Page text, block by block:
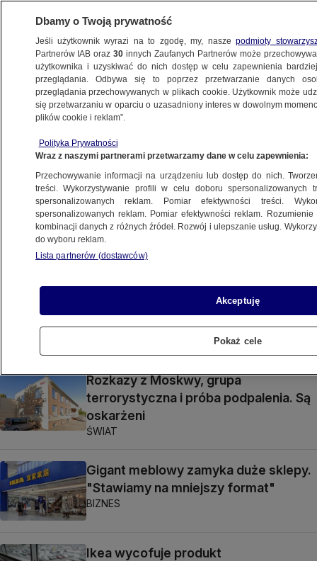
IKEA
Prezes Ikei zdradza przepis na sukces
POLSKA
Polak na czele światowego
giganta. "Wiem, jak to jest żyć,
nie posiadając pieniędzy"
ROZMOWY TVN24+
Ta historia poruszyła świat. Pluszak
znika z półek
BIZNES
Rozkazy z Moskwy, grupa
terrorystyczna i próba podpalenia. Są
oskarżeni
ŚWIAT
Gigant meblowy zamyka duże sklepy.
"Stawiamy na mniejszy format"
BIZNES
Ikea wycofuje produkt
Dbamy o Twoją prywatność
Jeśli użytkownik wyrazi na to zgodę, my, naszepodmioty
Partnerów IAB oraz30 innych Zaufanych Partnerów może
użytkownika i uzyskiwać do nich dostęp w celu zapewnienia
przeglądania. Odbywa się to poprzez przetwarzanie danych
przeglądania przechowywanych w plikach cookie. Użytkownik może
się przetwarzaniu w oparciu o uzasadniony interes w dowolnym
plików cookie i reklam”.
Polityka Prywatności
Wraz z naszymi partnerami przetwarzamy dane w celu zapewnienia:
Przechowywanie informacji na urządzeniu lub dostęp do nich.
treści. Wykorzystywanie profili w celu doboru spersonalizowanych
spersonalizowanych reklam. Pomiar efektywności treści.
spersonalizowanych reklam. Pomiar efektywności reklam.
kombinacji danych z różnych źródeł. Rozwój i ulepszanie usług.
do wyboru reklam.
Lista partnerów (dostawców)
Akceptuję
Pokaż cele